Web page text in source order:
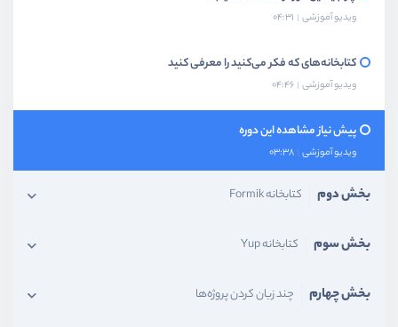
ویدیو آموزشی 04:31
کتابخانه‌های که فکر می‌کنید را معرفی کنید
ویدیو آموزشی 04:46
پیش نیاز مشاهده این دوره
ویدیو آموزشی 03:38
بخش دوم کتابخانه Formik
بخش سوم کتابخانه Yup
بخش چهارم چند زبان کردن پروژه‌ها